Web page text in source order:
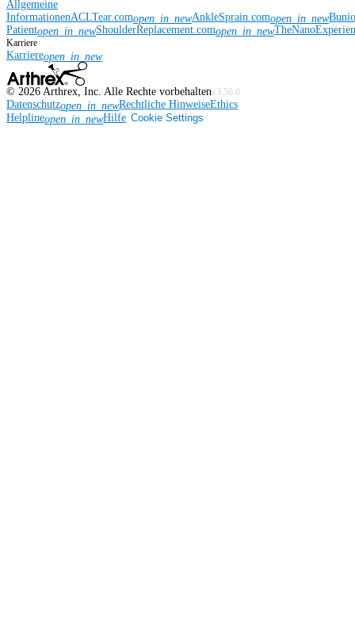
Allgemeine
InformationenACLTear.comopen_in_newAnkleSprain.comopen_in_new
Patientopen_in_newShoulderReplacement.comopen_in_new
Karriere
Karriereopen_in_new
© 2026 Arthrex, Inc. Alle Rechte vorbehaltenv3.56.0
Datenschutzopen_in_newRechtliche HinweiseEthics
Helplineopen_in_newHilfe Cookie Settings